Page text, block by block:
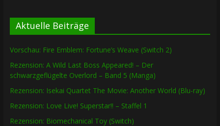
Aktuelle Beiträge
Vorschau: Fire Emblem: Fortune’s Weave (Switch 2)
Rezension: A Wild Last Boss Appeared! – Der
schwarzgeflügelte Overlord – Band 5 (Manga)
Rezension: Isekai Quartet The Movie: Another World (Blu-ray)
Rezension: Love Live! Superstar!! – Staffel 1
Rezension: Biomechanical Toy (Switch)